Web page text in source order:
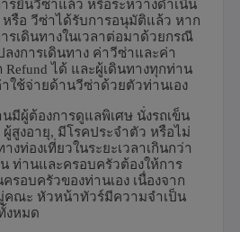
รยื่นวีซ่าแล้ว หรือระหว่างดำเนิน
หรือ วีซ่าได้รับการอนุมัติแล้ว หาก
รเดินทางในเวลาต่อมาด้วยกรณี
ลงการเดินทาง ค่าวีซ่าและค่า
Refundได้ และผู้เดินทางทุกท่าน
ใช้จ่ายด้านวีซ่าด้วยตัวท่านเอง
มีผู้ต้องการดูแลพิเศษ นั่งรถเข็น
ผู้สูงอายุ, มีโรคประจำตัว หรือไม่
งท่องเที่ยวในระยะเวลาเกินกว่า
ท่านและครอบครัวต้องให้การ
รอบครัวของท่านเอง เนื่องจาก
คณะ หัวหน้าทัวร์มีความจำเป็น
งหมด